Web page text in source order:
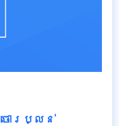
ចោរប្លន់